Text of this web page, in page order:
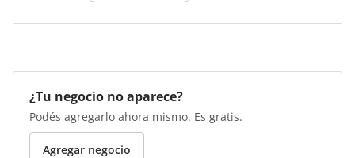
¿Tu negocio no aparece?
Podés agregarlo ahora mismo. Es gratis.
Agregar negocio